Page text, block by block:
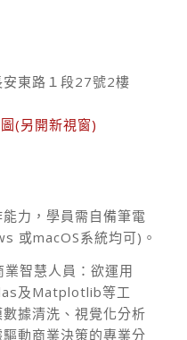
東路１段27號2樓
(另開新視窗)
力，學員需自備筆電
或macOS系統均可)。
智慧人員：欲運用
及Matplotlib等工
據清洗、視覺化分析
動商業決策的專業分